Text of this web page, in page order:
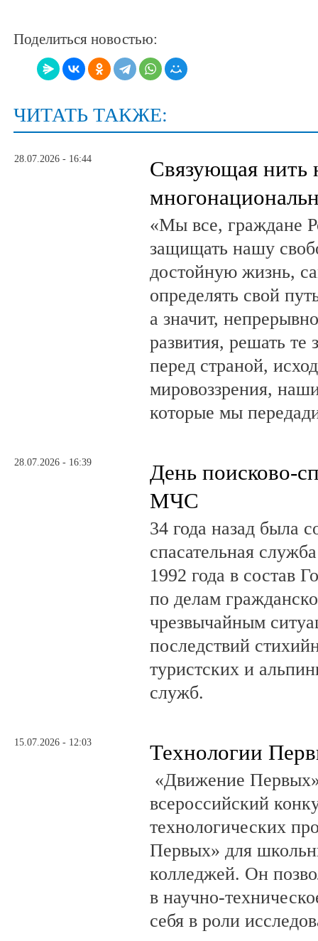
Поделиться новостью:
ЧИТАТЬ ТАКЖЕ:
28.07.2026 - 16:44
Связующая нить
«Мы все, граждане
защищать нашу
достойную жизнь,
определять свой
а значит,
развития, решать те
перед страной,
мировоззрения,
которые мы
28.07.2026 - 16:39
День поисково-
МЧС
34 года назад была
спасательная
1992 года в состав
по делам
чрезвычайным
последствий
туристских и
служб.
15.07.2026 - 12:03 Технологии
«Движение Первых»
всероссийский
технологических
Первых» для
колледжей. Он
в научно-
себя в роли